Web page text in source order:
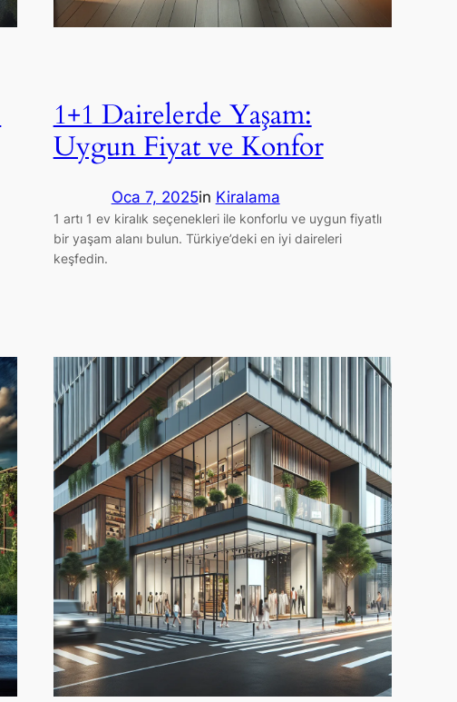
1+1 Dairelerde Yaşam:
Uygun Fiyat ve Konfor
Oca 7, 2025in Kiralama
1 artı 1 ev kiralık seçenekleri ile konforlu ve uygun fiyatlı
bir yaşam alanı bulun. Türkiye’deki en iyi daireleri
keşfedin.